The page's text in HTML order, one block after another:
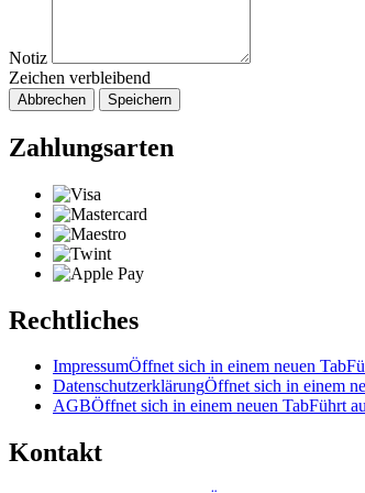
Notiz
Zeichen verbleibend
Abbrechen Speichern
Zahlungsarten
Rechtliches
ImpressumÖffnet sich in einem neuen Tab
DatenschutzerklärungÖffnet sich in einem
AGBÖffnet sich in einem neuen TabFührt
Kontakt